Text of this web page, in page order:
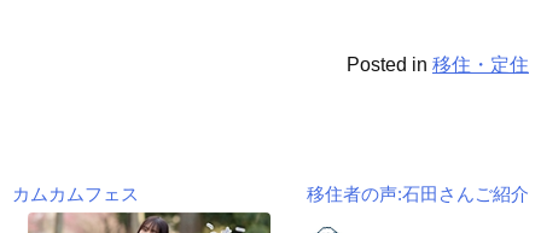
Posted in 移住・定住
投
カムカムフェス 移住者の声:石田さんご紹介